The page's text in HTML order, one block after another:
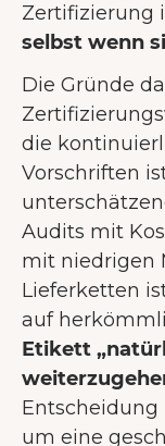
Zertifizierung
selbst wenn
Die Gründe
die
Vorschriften
Audits mit
mit niedrigen
Lieferketten
auf
Etikett
Entscheidung
um eine
Unsere
um